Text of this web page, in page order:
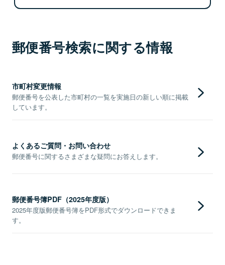
郵便番号検索に関する情報
市町村変更情報
郵便番号を公表した市町村の一覧を実施日の新しい順に掲載
しています。
よくあるご質問・お問い合わせ
郵便番号に関するさまざまな疑問にお答えします。
郵便番号簿PDF（2025年度版）
2025年度版郵便番号簿をPDF形式でダウンロードできま
す。